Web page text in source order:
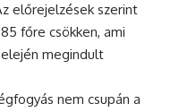
előrejelzések szerint
főre csökken, ami
megindult
nem csupán a